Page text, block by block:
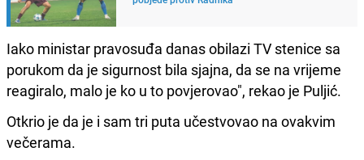
Iako ministar pravosuđa danas obilazi TV stenice sa
porukom da je sigurnost bila sjajna, da se na vrijeme
reagiralo, malo je ko u to povjerovao", rekao je Puljić.
Otkrio je da je i sam tri puta učestvovao na ovakvim
večerama.